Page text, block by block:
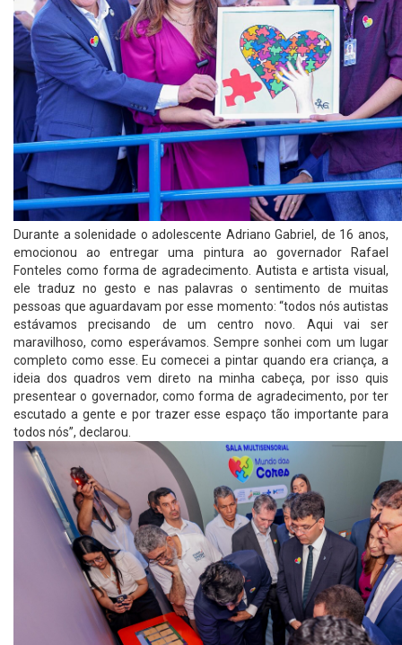
Durante a solenidade o adolescente Adriano Gabriel, de 16 anos,
emocionou ao entregar uma pintura ao governador Rafael
Fonteles como forma de agradecimento. Autista e artista visual,
ele traduz no gesto e nas palavras o sentimento de muitas
pessoas que aguardavam por esse momento: “todos nós autistas
estávamos precisando de um centro novo. Aqui vai ser
maravilhoso, como esperávamos. Sempre sonhei com um lugar
completo como esse. Eu comecei a pintar quando era criança, a
ideia dos quadros vem direto na minha cabeça, por isso quis
presentear o governador, como forma de agradecimento, por ter
escutado a gente e por trazer esse espaço tão importante para
todos nós”, declarou.